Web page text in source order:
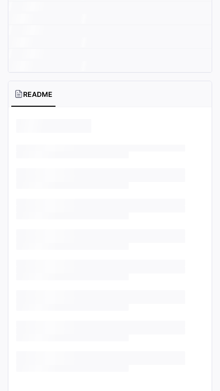
README